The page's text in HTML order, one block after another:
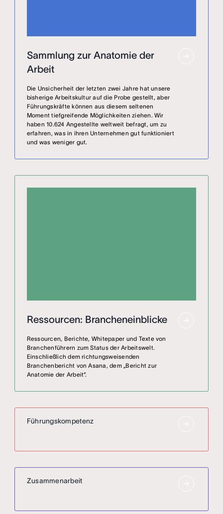
Sammlung zur Anatomie der
Arbeit
Die Unsicherheit der letzten zwei Jahre hat unsere
bisherige Arbeitskultur auf die Probe gestellt, aber
Führungskräfte können aus diesem seltenen
Moment tiefgreifende Möglichkeiten ziehen. Wir
haben 10.624 Angestellte weltweit befragt, um zu
erfahren, was in ihren Unternehmen gut funktioniert
und was weniger gut.
Ressourcen: Brancheneinblicke
Ressourcen, Berichte, Whitepaper und Texte von
Branchenführern zum Status der Arbeitswelt.
Einschließlich dem richtungsweisenden
Branchenbericht von Asana, dem „Bericht zur
Anatomie der Arbeit“.
Führungskompetenz
Zusammenarbeit